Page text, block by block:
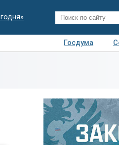
Госдума